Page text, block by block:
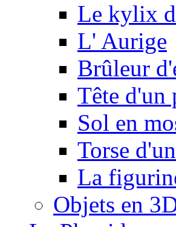
Le kylix
L' Aurige
Brûleur
Tête d'un
Sol en
Torse
La
Objets en